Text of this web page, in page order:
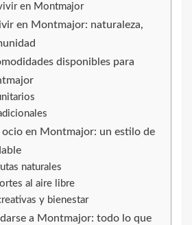
en Montmajor
en Montmajor: naturaleza,
disponibles para
en Montmajor: un estilo de
naturales
al aire libre
y bienestar
a Montmajor: todo lo que